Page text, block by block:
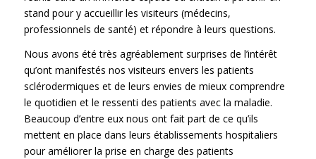
stand pour y accueillir les visiteurs (médecins,
professionnels de santé) et répondre à leurs questions.
Nous avons été très agréablement surprises de l’intérêt
qu’ont manifestés nos visiteurs envers les patients
sclérodermiques et de leurs envies de mieux comprendre
le quotidien et le ressenti des patients avec la maladie.
Beaucoup d’entre eux nous ont fait part de ce qu’ils
mettent en place dans leurs établissements hospitaliers
pour améliorer la prise en charge des patients